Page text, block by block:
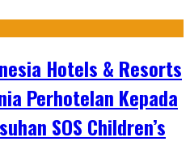
Hotels & Resorts
Perhotelan Kepada
SOS Children’s